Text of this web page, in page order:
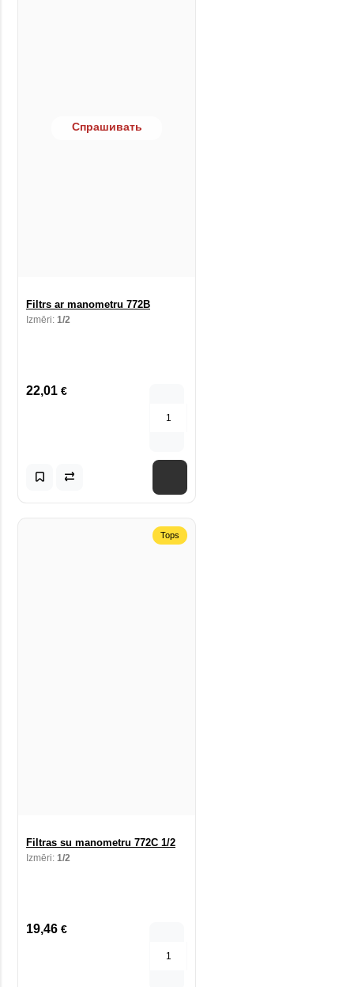
Спрашивать
Filtrs ar manometru 772B
Izmēri: 1/2
22,01 €
Tops
Filtras su manometru 772C 1/2
Izmēri: 1/2
19,46 €